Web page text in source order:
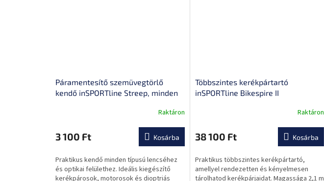
Páramentesítő szemüvegtörlő
kendő inSPORTline Streep, minden
átlagos
értékelése
ből
0,0
csillag.
Raktáron
3 100 Ft Kosárba
Praktikus kendő minden típusú lencséhez
és optikai felülethez. Ideális kiegészítő
kerékpárosok, motorosok és dioptriás
Többszintes kerékpártartó
inSPORTline Bikespire II
átlagos
értékelése
ből
0,0
csillag.
Raktáron
38 100 Ft Kosárba
Praktikus többszintes kerékpártartó,
amellyel rendezetten és kényelmesen
tárolhatod kerékpárjaidat. Magassága 2,1 m